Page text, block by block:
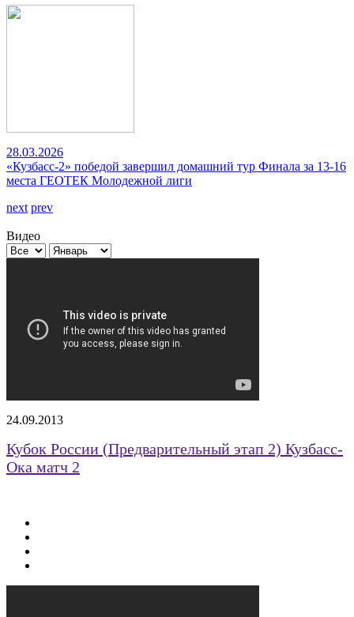
28.03.2026
«Кузбасс-2» победой завершил домашний тур Финала за 13-16
места ГЕОТЕК Молодежной лиги
next prev
Видео
24.09.2013
Кубок России (Предварительный этап 2) Кузбасс-
Ока матч 2